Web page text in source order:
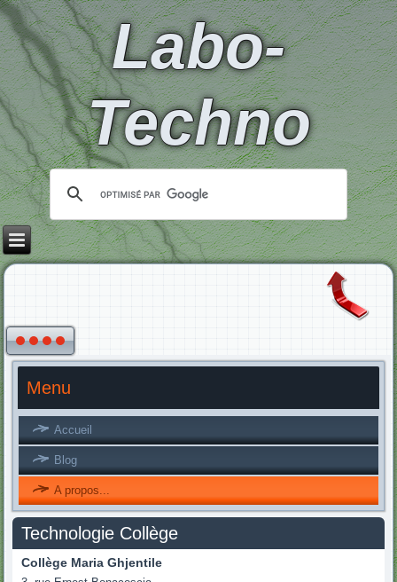
Labo-
Techno
Menu
Accueil
Blog
A propos...
Technologie Collège
Collège Maria Ghjentile